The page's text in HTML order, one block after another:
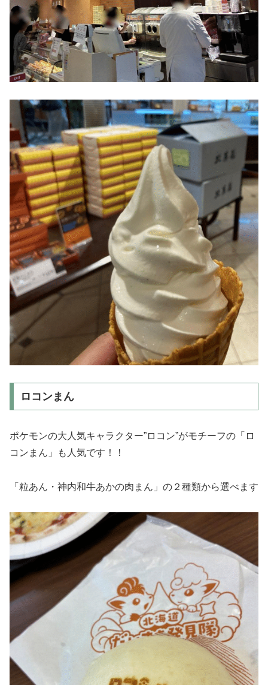
ロコンまん
ポケモンの大人気キャラクター”ロコン”がモチーフの「ロ
コンまん」も人気です！！
「粒あん・神内和牛あかの肉まん」の２種類から選べます